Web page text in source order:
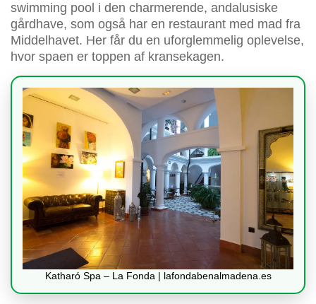
swimming pool i den charmerende, andalusiske
gårdhave, som også har en restaurant med mad fra
Middelhavet. Her får du en uforglemmelig oplevelse,
hvor spaen er toppen af kransekagen.
Katharó Spa – La Fonda | lafondabenalmadena.es